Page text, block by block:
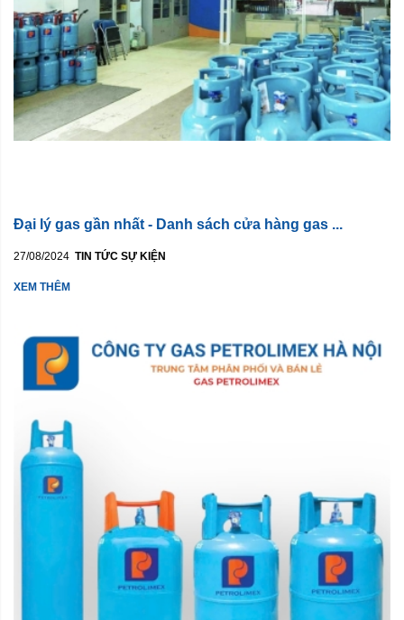
Đại lý gas gần nhất - Danh sách cửa hàng gas ...
27/08/2024 TIN TỨC SỰ KIỆN
XEM THÊM